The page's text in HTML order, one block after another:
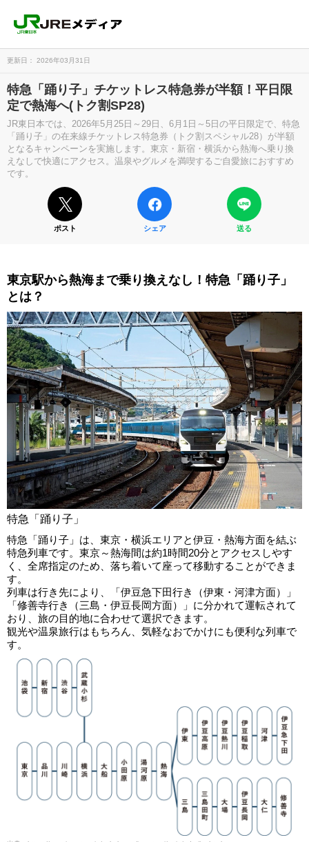
更新日： 2026年03月31日
特急「踊り子」チケットレス特急券が半額！平日限
定で熱海へ(トク割SP28)
JR東日本では、2026年5月25日～29日、6月1日～5日の平日限定で、特急
「踊り子」の在来線チケットレス特急券（トク割スペシャル28）が半額
となるキャンペーンを実施します。東京・新宿・横浜から熱海へ乗り換
えなしで快適にアクセス。温泉やグルメを満喫するご自愛旅におすすめ
です。
ポスト シェア 送る
東京駅から熱海まで乗り換えなし！特急「踊り子」
とは？
特急「踊り子」
特急「踊り子」は、東京・横浜エリアと伊豆・熱海方面を結ぶ
特急列車です。東京～熱海間は約1時間20分とアクセスしやす
く、全席指定のため、落ち着いて座って移動することができま
す。
列車は行き先により、「伊豆急下田行き（伊東・河津方面）」
「修善寺行き（三島・伊豆長岡方面）」に分かれて運転されて
おり、旅の目的地に合わせて選択できます。
観光や温泉旅行はもちろん、気軽なおでかけにも便利な列車で
す。